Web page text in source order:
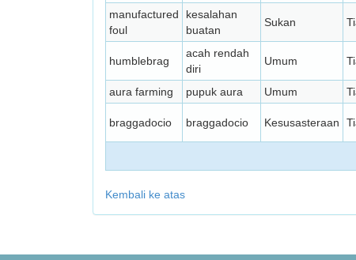
manufactured
foul
kesalahan
buatan
Sukan
humblebrag
acah rendah
diri
Umum
aura farming
pupuk aura Umum
braggadocio braggadocio Kesusasteraan
Kembali ke atas